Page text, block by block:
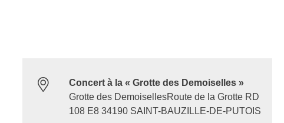
Concert à la « Grotte des Demoiselles »
Grotte des DemoisellesRoute de la Grotte RD
108 E8 34190 SAINT-BAUZILLE-DE-PUTOIS